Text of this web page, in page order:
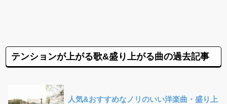
テンションが上がる歌&盛り上がる曲の過去記事
人気&おすすめなノリのいい洋楽曲・盛り上